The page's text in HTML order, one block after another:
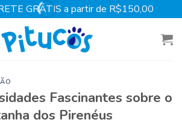
GRÁTIS a partir de R$150,00
Fascinantes sobre o
dos Pirenéus